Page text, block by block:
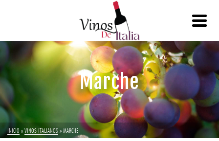
Marche
INICIO »VINOS ITALIANOS»MARCHE